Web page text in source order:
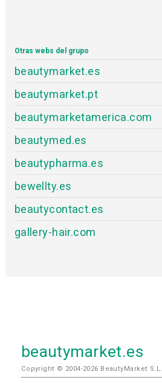
Otras webs del grupo
beautymarket.es
beautymarket.pt
beautymarketamerica.com
beautymed.es
beautypharma.es
bewellty.es
beautycontact.es
gallery-hair.com
beautymarket.es
Copyright © 2004-2026 BeautyMarket S.L.